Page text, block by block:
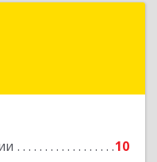
10
Андрей
Подробнее